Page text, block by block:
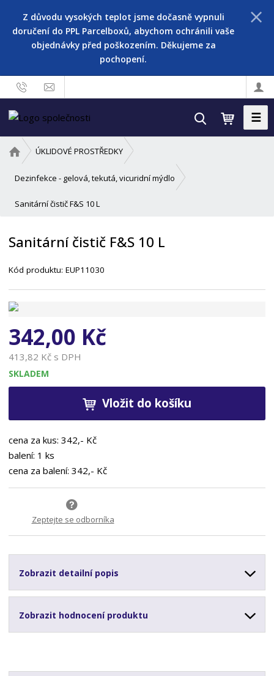
Z důvodu vysokých teplot jsme dočasně vypnuli
doručení do PPL Parcelboxů, abychom ochránili vaše
objednávky před poškozením. Děkujeme za
pochopení.
☰
v
o
n
t
a
ÚKLIDOVÉ PROSTŘEDKY
Dezinfekce - gelová, tekutá, vicuridní mýdlo
Sanitární čistič F&S 10 L
Sanitární čistič F&S 10 L
Kód produktu:EUP11030
342,00 Kč
413,82 Kč s DPH
SKLADEM
Vložit do košíku
cena za kus: 342,- Kč
balení: 1 ks
cena za balení: 342,- Kč
Zeptejte se odborníka
Zobrazit detailní popis
Zobrazit hodnocení produktu